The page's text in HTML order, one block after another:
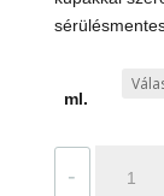
ml.
-
növényi